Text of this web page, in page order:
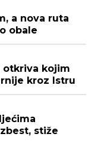
a nova ruta
obale
otkriva kojim
kroz Istru
stiže